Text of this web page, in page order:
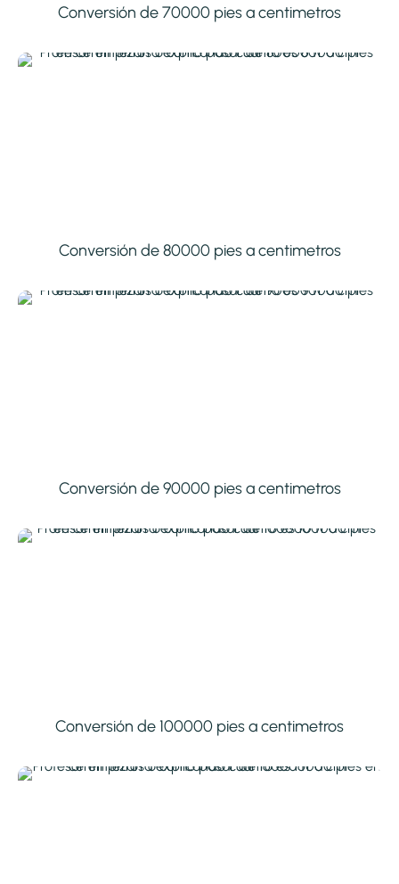
Conversión de 70000 pies a centimetros
Conversión de 80000 pies a centimetros
Conversión de 90000 pies a centimetros
Conversión de 100000 pies a centimetros